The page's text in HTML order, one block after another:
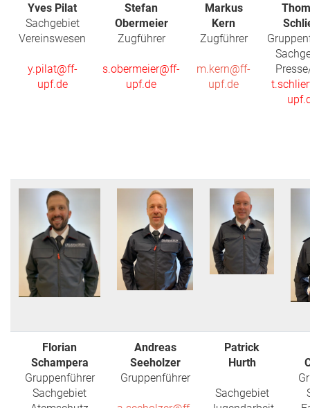
Yves Pilat
Sachgebiet
Vereinswesen
y.pilat@ff-
upf.de
Stefan
Obermeier
Zugführer
s.obermeier@ff-
upf.de
Markus
Kern
Zugführer
m.kern@ff-
upf.de
Florian
Schampera
Gruppenführer
Sachgebiet
Andreas
Seeholzer
Gruppenführer
Patrick
Hurth
Sachgebiet